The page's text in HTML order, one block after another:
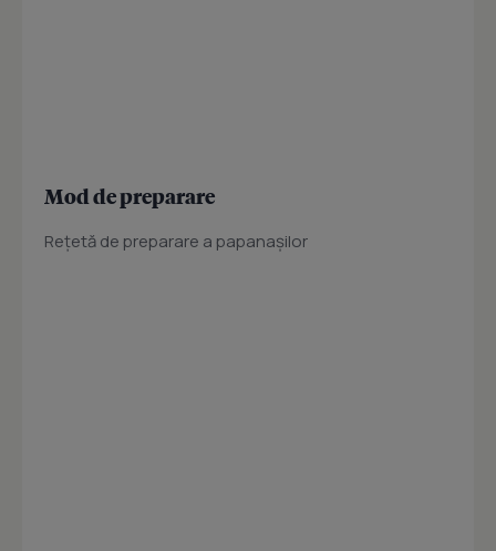
Mod de preparare
Reţetă de preparare a papanaşilor